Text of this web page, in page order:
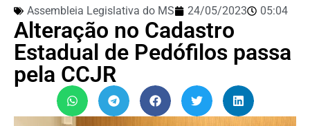
Assembleia Legislativa do MS 24/05/2023 05:04
Alteração no Cadastro
Estadual de Pedófilos passa
pela CCJR